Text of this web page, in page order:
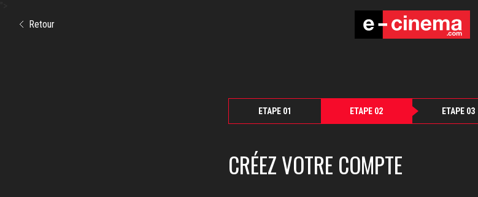
ETAPE 01 ETAPE 02 ETAPE 03
CRÉEZ VOTRE COMPTE
Retour